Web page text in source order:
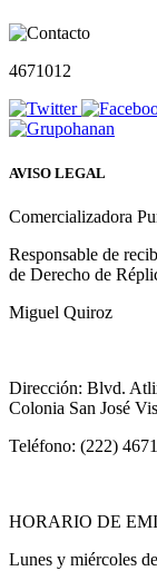
4671012
AVISO LEGAL
Comercializadora
Responsable de
de Derecho de
Miguel Quiroz
Dirección: Blvd.
Colonia San José
Teléfono: (222)
HORARIO DE
Lunes y miércoles